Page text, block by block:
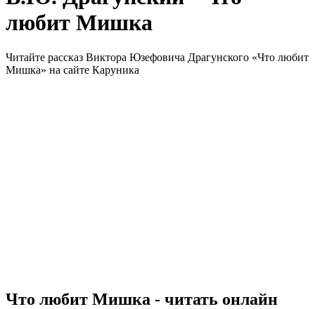
любит Мишка
Читайте рассказ Виктора Юзефовича Драгунского «Что любит
Мишка» на сайте Каруника
Что любит Мишка - читать онлайн